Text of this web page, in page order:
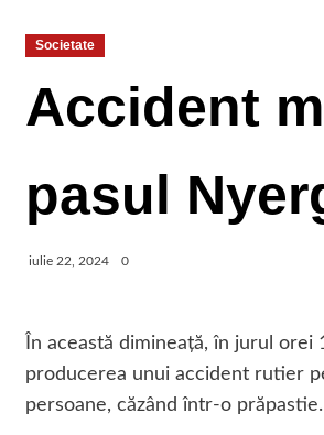
Societate
Accident
pasul
iulie 22, 2024 0
În această dimineaţă, în jurul
producerea unui accident rutier
persoane, căzând într-o prăpastie.